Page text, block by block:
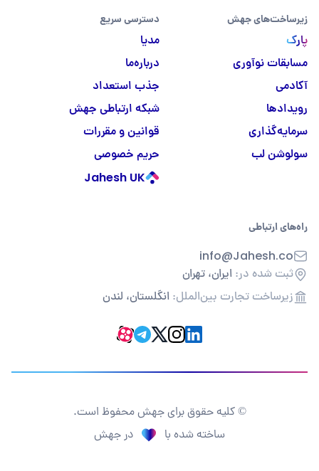
زیرساخت‌های جهش
پارک
مسابقات نوآوری
آکادمی
رویدادها
سرمایه‌گذاری
سولوشن لب
دسترسی سریع
مدیا
درباره‌ما
جذب استعداد
شبکه ارتباطی جهش
قوانین و مقررات
حریم خصوصی
Jahesh UK
راه‌های ارتباطی
info@Jahesh.co
ثبت شده در: ایران، تهران
زیرساخت تجارت بین‌الملل: انگلستان، لندن
© کلیه حقوق برای جهش محفوظ است.
ساخته شده با
در جهش